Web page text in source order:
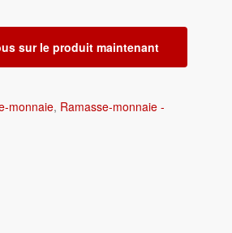
sur le produit maintenant
monnaie, Ramasse-monnaie -